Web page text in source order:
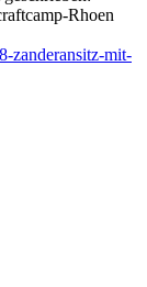
Rhoen
zanderansitz-mit-